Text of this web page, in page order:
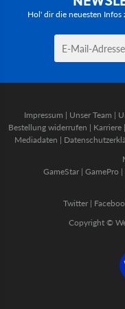
Hol' dir die neuesten Infos
Impressum | Unser Team |
Bestellung widerrufen | Karriere |
Mediadaten |
GameStar| GamePro |
Twitter |
Copyright ©